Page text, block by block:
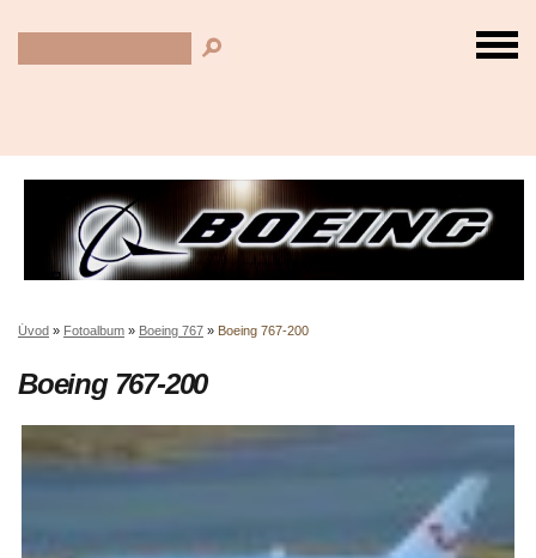
Úvod » Fotoalbum » Boeing 767 » Boeing 767-200
Boeing 767-200